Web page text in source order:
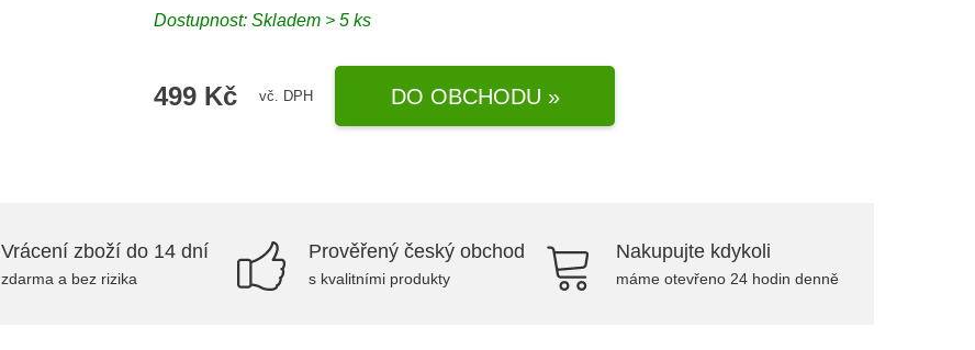
Dostupnost: Skladem > 5 ks
499 Kč vč. DPH DO OBCHODU »
Vrácení zboží do 14 dní
zdarma a bez rizika
Prověřený český obchod
s kvalitními produkty
Nakupujte kdykoli
máme otevřeno 24 hodin denně